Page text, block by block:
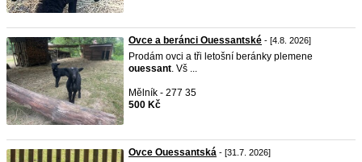
Ovce a beránci Ouessantské - [4.8. 2026]
Prodám ovci a tři letošní beránky plemene
ouessant. Vš ...
Mělník - 277 35
500 Kč
Ovce Ouessantská - [31.7. 2026]